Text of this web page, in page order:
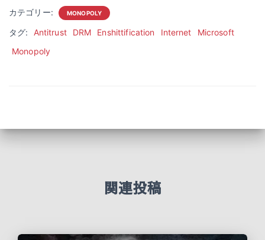
カテゴリー: MONOPOLY
タグ: Antitrust DRM Enshittification Internet
Microsoft
Monopoly
関連投稿